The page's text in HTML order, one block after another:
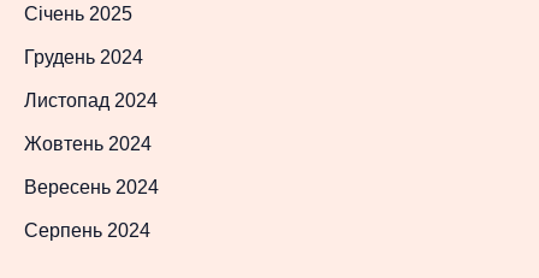
Січень 2025
Грудень 2024
Листопад 2024
Жовтень 2024
Вересень 2024
Серпень 2024